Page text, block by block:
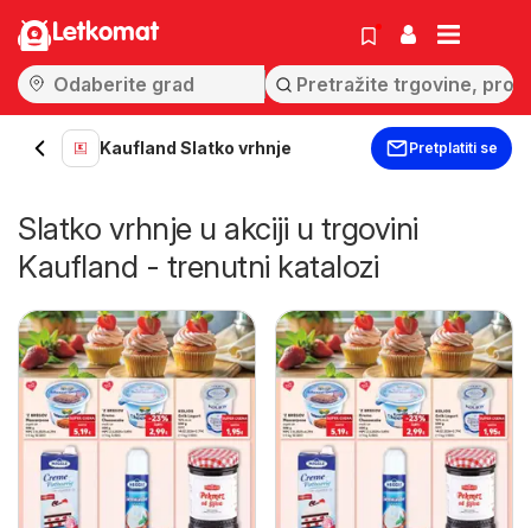
Letkomat
Kaufland Slatko vrhnje Pretplatiti se
Slatko vrhnje u akciji u trgovini
Kaufland - trenutni katalozi